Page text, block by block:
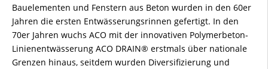
Bauelementen und Fenstern aus Beton wurden in den 60er
Jahren die ersten Entwässerungsrinnen gefertigt. In den
70er Jahren wuchs ACO mit der innovativen Polymerbeton-
Linienentwässerung ACO DRAIN® erstmals über nationale
Grenzen hinaus, seitdem wurden Diversifizierung und